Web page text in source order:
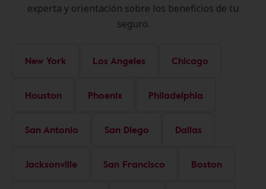
experta y orientación sobre los beneficios de tu
seguro.
New York Los Angeles Chicago
Houston Phoenix Philadelphia
San Antonio San Diego Dallas
Jacksonville San Francisco Boston